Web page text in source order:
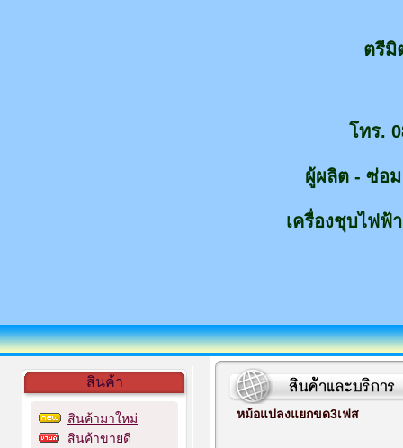
ตรีมิ
โทร.
ผู้ผลิต - ซ่อ
เครื่องชุบไฟฟ้
สินค้า
สินค้ามาใหม่
สินค้าขายดี
หม้อแปลงแยกขด3เฟส